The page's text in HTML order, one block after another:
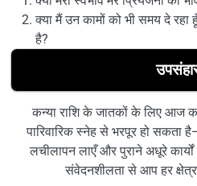
क्या मैं उन कामों को भी समय दे
है?
कन्या राशि के जातकों के लिए आज
पारिवारिक स्नेह से भरपूर हो सकता
लचीलापन लाएँ और पुराने अधूरे
संवेदनशीलता से आप हर